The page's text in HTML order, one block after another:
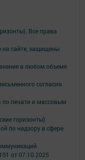
Все права
сайте, защищены
в любом объеме
согласия
по печати и массовым
горизонты)
по надзору в сфере
от 07.10.2025